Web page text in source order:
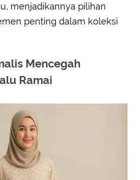
menjadikannya pilihan
penting dalam koleksi
Mencegah
Ramai